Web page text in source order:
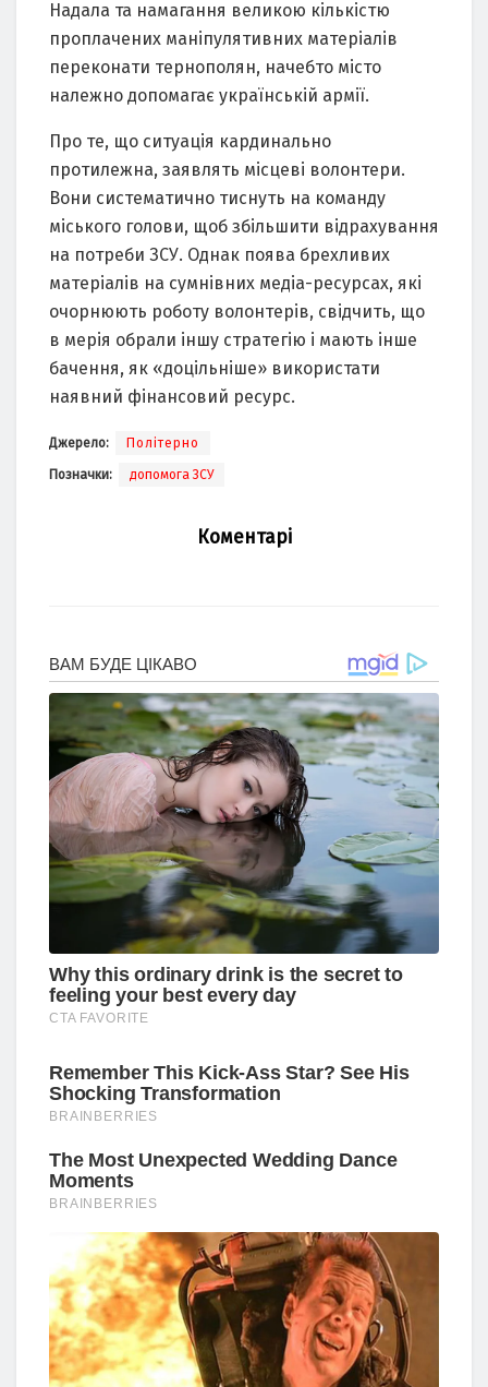
Надала та намагання великою кількістю
проплачених маніпулятивних матеріалів
переконати тернополян, начебто місто
належно допомагає українській армії.
Про те, що ситуація кардинально
протилежна, заявлять місцеві волонтери.
Вони систематично тиснуть на команду
міського голови, щоб збільшити відрахування
на потреби ЗСУ. Однак поява брехливих
матеріалів на сумнівних медіа-ресурсах, які
очорнюють роботу волонтерів, свідчить, що
в мерія обрали іншу стратегію і мають інше
бачення, як «доцільніше» використати
наявний фінансовий ресурс.
Джерело: Політерно
Позначки: допомога ЗСУ
Коментарі